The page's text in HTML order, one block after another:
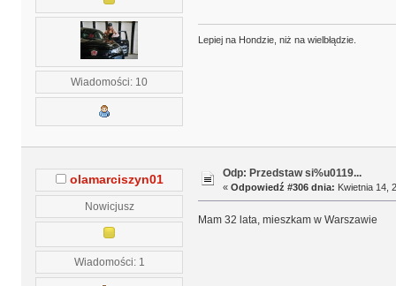
Wiadomości: 10
Lepiej na Hondzie, niż na wielbłądzie.
olamarciszyn01
Nowicjusz
Wiadomości: 1
Odp: Przedstaw si%u0119...
« Odpowiedź #306 dnia: Kwietnia 14,
Mam 32 lata, mieszkam w Warszawie